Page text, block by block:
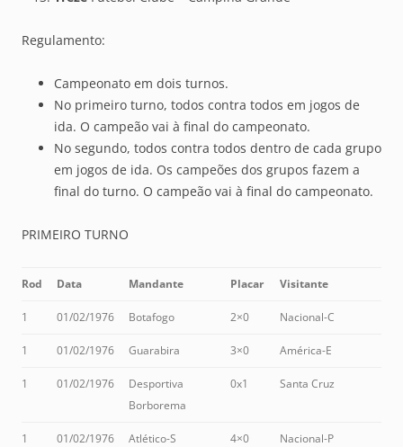
Regulamento:
Campeonato em dois turnos.
No primeiro turno, todos contra todos em jogos de
ida. O campeão vai à final do campeonato.
No segundo, todos contra todos dentro de cada grupo
em jogos de ida. Os campeões dos grupos fazem a
final do turno. O campeão vai à final do campeonato.
PRIMEIRO TURNO
Rod Data Mandante Placar Visitante
1 01/02/1976 Botafogo 2×0 Nacional-C
1 01/02/1976 Guarabira 3×0 América-E
1 01/02/1976
Desportiva
Borborema
0x1 Santa Cruz
1 01/02/1976 Atlético-S 4×0 Nacional-P